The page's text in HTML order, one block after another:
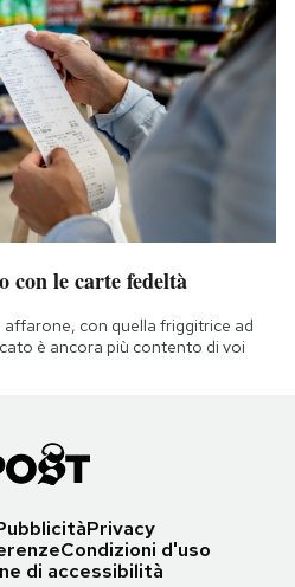
con le carte fedeltà
con quella friggitrice ad
è ancora più contento di voi
Privacy
Condizioni d'uso
di accessibilità